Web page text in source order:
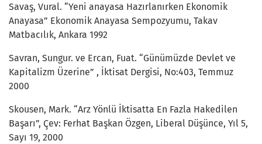
Savaş, Vural. “Yeni anayasa Hazırlanırken Ekonomik
Anayasa” Ekonomik Anayasa Sempozyumu, Takav
Matbacılık, Ankara 1992
Savran, Sungur. ve Ercan, Fuat. “Günümüzde Devlet ve
Kapitalizm Üzerine” , İktisat Dergisi, No:403, Temmuz
2000
Skousen, Mark. “Arz Yönlü İktisatta En Fazla Hakedilen
Başarı”, Çev: Ferhat Başkan Özgen, Liberal Düşünce, Yıl 5,
Sayı 19, 2000